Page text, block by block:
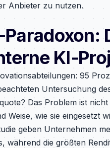
Anbieter zu nutzen.
KI-
95
Untersuchung
Das Problem ist
Weise, wie sie eingesetzt
geben Unternehmen
während die größten